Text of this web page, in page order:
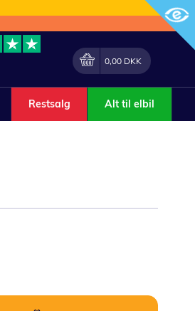
Min indkøbskurv
0,00 DKK
Restsalg Alt til elbil